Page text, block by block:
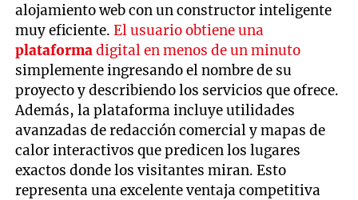
alojamiento web con un constructor inteligente
muy eficiente.El usuario obtiene una
plataformadigital en menos de un minuto
simplemente ingresando el nombre de su
proyecto y describiendo los servicios que ofrece.
Además, la plataforma incluye utilidades
avanzadas de redacción comercial y mapas de
calor interactivos que predicen los lugares
exactos donde los visitantes miran. Esto
representa una excelente ventaja competitiva